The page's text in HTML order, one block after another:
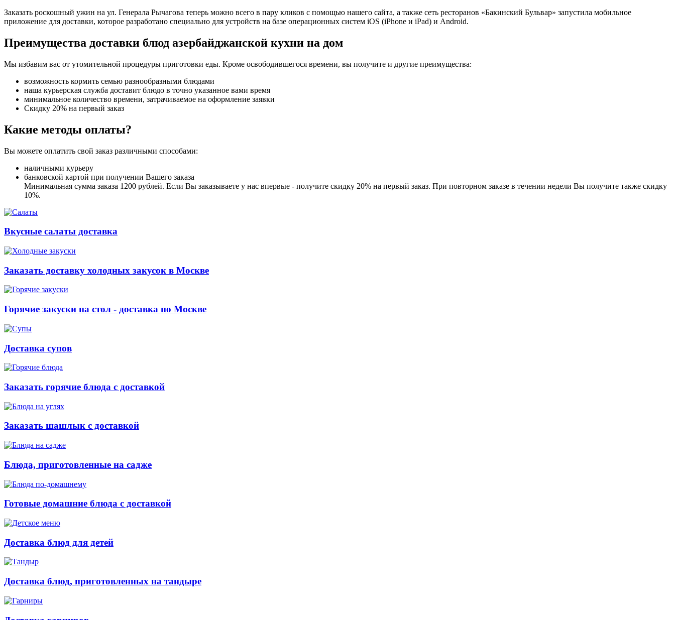
Заказать роскошный ужин на ул. Генерала Рычагова теперь можно всего в пару кликов с помощью нашего сайта, а также сеть ресторанов «Бакинский Бульвар» запустила мобильное
приложение для доставки, которое разработано специально для устройств на базе операционных систем iOS (iPhone и iPad) и Android.
Преимущества доставки блюд азербайджанской кухни на дом
Мы избавим вас от утомительной процедуры приготовки еды. Кроме освободившегося времени, вы получите и другие преимущества:
возможность кормить семью разнообразными блюдами
наша курьерская служба доставит блюдо в точно указанное вами время
минимальное количество времени, затрачиваемое на оформление заявки
Скидку 20% на первый заказ
Какие методы оплаты?
Вы можете оплатить свой заказ различными способами:
наличными курьеру
банковской картой при получении Вашего заказа
Минимальная сумма заказа 1200 рублей. Если Вы заказываете у нас впервые - получите скидку 20% на первый заказ. При повторном заказе в течении недели Вы получите также скидку
10%.
Вкусные салаты доставка
Заказать доставку холодных закусок в Москве
Горячие закуски на стол - доставка по Москве
Доставка супов
Заказать горячие блюда с доставкой
Заказать шашлык с доставкой
Блюда, приготовленные на садже
Готовые домашние блюда с доставкой
Доставка блюд для детей
Доставка блюд, приготовленных на тандыре